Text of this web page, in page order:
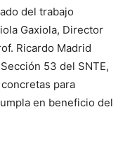
del trabajo
Gaxiola, Director
Ricardo Madrid
53 del SNTE,
para
en beneficio del